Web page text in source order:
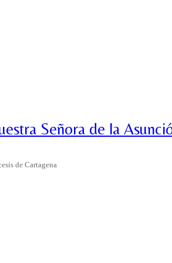
Señora de la
de Cartagena